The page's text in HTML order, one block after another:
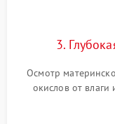
3.
Осмотр
окислов от
дежурных